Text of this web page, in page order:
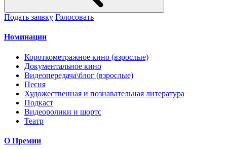
Подать заявку Голосовать
Номинации
Короткометражное кино (взрослые)
Документальное кино
Видеопередача\блог (взрослые)
Песня
Художественная и познавательная литература
Подкаст
Видеоролики и шортс
Театр
О Премии